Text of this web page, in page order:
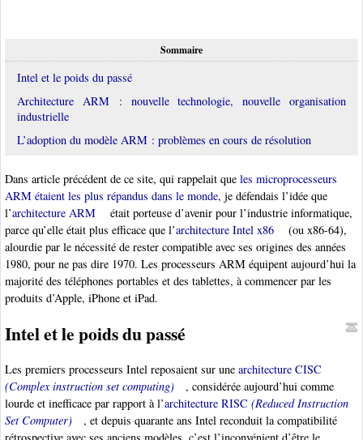
Sommaire
Intel et le poids du passé
Architecture ARM : nouvelle technologie, nouvelle organisation
industrielle
L’adoption du modèle ARM : problèmes en cours de résolution
Dans article précédent de ce site, qui rappelait que les microprocesseurs
ARM étaient les plus répandus dans le monde, je défendais l’idée que
l’architecture ARM
était porteuse d’avenir pour l’industrie informatique,
parce qu’elle était plus efficace que l’architecture Intel x86
(ou x86-64),
alourdie par le nécessité de rester compatible avec ses origines des années
1980, pour ne pas dire 1970. Les processeurs ARM équipent aujourd’hui la
majorité des téléphones portables et des tablettes, à commencer par les
produits d’Apple, iPhone et iPad.
Intel et le poids du passé
Les premiers processeurs Intel reposaient sur une architecture CISC
(Complex instruction set computing)
, considérée aujourd’hui comme
lourde et inefficace par rapport à l’architecture RISC (Reduced Instruction
Set Computer)
, et depuis quarante ans Intel reconduit la compatibilité